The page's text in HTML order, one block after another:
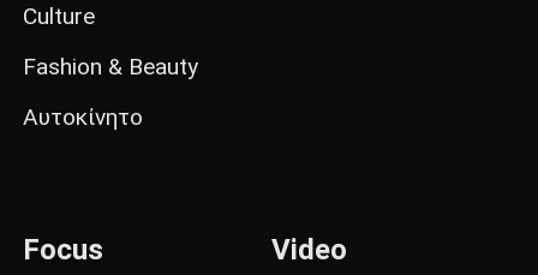
Culture
Fashion & Beauty
Αυτοκίνητο
Focus Video